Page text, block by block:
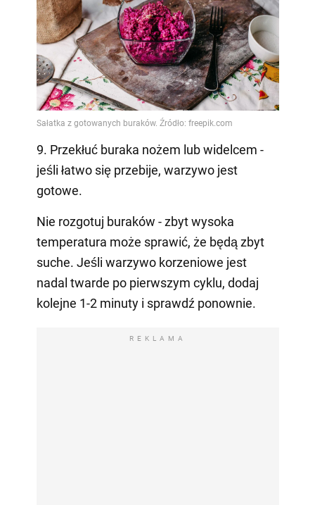
9. Przekłuć buraka nożem lub widelcem -
jeśli łatwo się przebije, warzywo jest
gotowe.
Nie rozgotuj buraków - zbyt wysoka
temperatura może sprawić, że będą zbyt
suche. Jeśli warzywo korzeniowe jest
nadal twarde po pierwszym cyklu, dodaj
kolejne 1-2 minuty i sprawdź ponownie.
REKLAMA